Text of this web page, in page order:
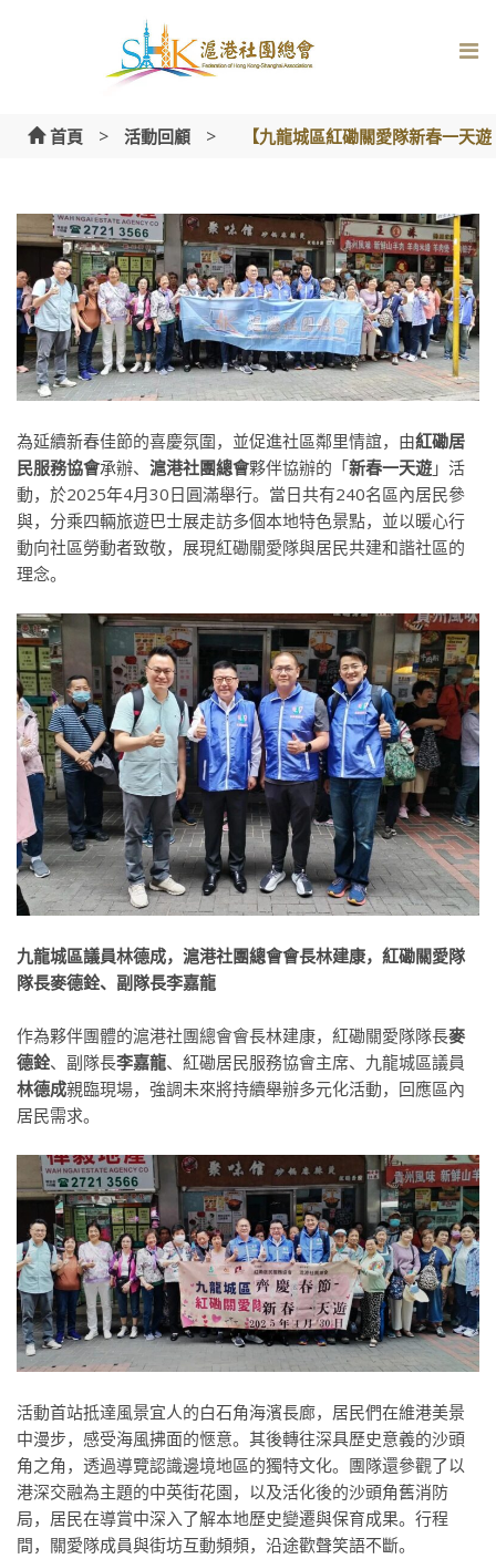
首頁 > 活動回顧 > 【九龍城區紅磡關愛隊新春一天
為延續新春佳節的喜慶氛圍，並促進社區鄰里情誼，由紅磡居
民服務協會承辦、 滬港社團總會夥伴協辦的「新春一天遊 」活
動，於2025年4月30日圓滿舉行。當日共有240名區內居民參
與，分乘四輛旅遊巴士展走訪多個本地特色景點，並以暖心行
動向社區勞動者致敬，展現紅磡關愛隊與居民共建和諧社區的
理念。
九龍城區議員林德成，滬港社團總會會長林建康，紅磡關愛隊
隊長麥德銓、副隊長李嘉龍
作為夥伴團體的滬港社團總會會長林建康，紅磡關愛隊隊長麥
德銓、副隊長李嘉龍、紅磡居民服務協會主席、九龍城區議員
林德成親臨現場，強調未來將持續舉辦多元化活動，回應區內
居民需求。
活動首站抵達風景宜人的白石角海濱長廊，居民們在維港美景
中漫步，感受海風拂面的愜意。其後轉往深具歷史意義的沙頭
角之角，透過導覽認識邊境地區的獨特文化。團隊還參觀了以
港深交融為主題的中英街花園，以及活化後的沙頭角舊消防
局，居民在導賞中深入了解本地歷史變遷與保育成果。行程
間，關愛隊成員與街坊互動頻頻，沿途歡聲笑語不斷。